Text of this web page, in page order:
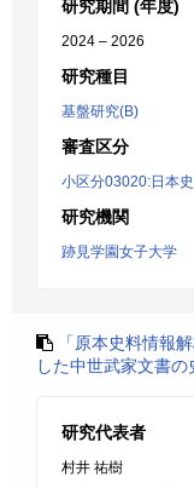
研究期間 (年度)
2024 – 2026
研究種目
基盤研究(B)
審査区分
小区分03020:日本
研究機関
跡見学園女子大学
「原本史料情報
した中世武家文書
研究代表者
村井 祐樹